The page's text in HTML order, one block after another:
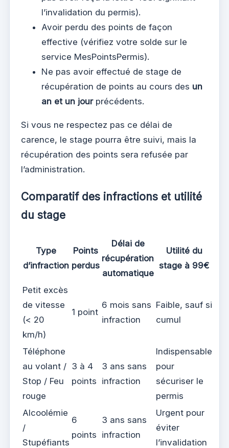
l’invalidation du permis).
Avoir perdu des points de façon
effective (vérifiez votre solde sur le
service MesPointsPermis).
Ne pas avoir effectué de stage de
récupération de points au cours des un
an et un jourprécédents.
Si vous ne respectez pas ce délai de
carence, le stage pourra être suivi, mais la
récupération des points sera refusée par
l’administration.
Comparatif des infractions et utilité
du stage
Type
d’infraction
Points
perdus
Délai de
récupération
automatique
Utilité du
stage à 99€
Petit excès
de vitesse
(< 20
km/h)
1 point
6 mois sans
infraction
Faible, sauf si
cumul
Téléphone
au volant /
Stop / Feu
rouge
3 à 4
points
3 ans sans
infraction
Indispensable
pour
sécuriser le
permis
Alcoolémie
/
Stupéfiants
6
points
3 ans sans
infraction
Urgent pour
éviter
l’invalidation